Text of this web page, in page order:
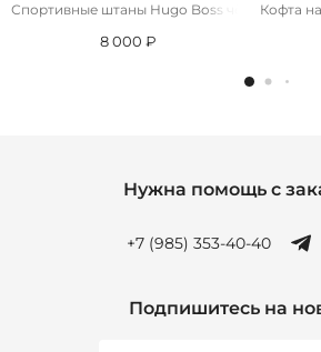
Спортивные штаны Hugo Boss чёрного цвета
8 000 ₽
Кофта
Нужна помощь с
+7 (985) 353-40-40
Подпишитесь на